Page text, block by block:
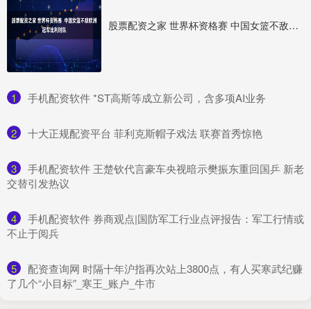
股票配资之家 世界杯资格赛 中国女篮不敌欧洲冠军比利时队
1 ​手机配资软件 *ST高斯等成立新公司，含多项AI业务
2 ​十大正规配资平台 菲利克斯帽子戏法 联赛首秀惊艳
3
​手机配资软件 王楚钦代言豪车央视暗示樊振东重回国乒 新老
交替引发热议
4
​手机配资软件 券商观点|国防军工行业点评报告：军工行情或
不止于阅兵
5
​配资查询网 时隔十年沪指再次站上3800点，有人买寒武纪赚
了几个“小目标”_寒王_账户_牛市